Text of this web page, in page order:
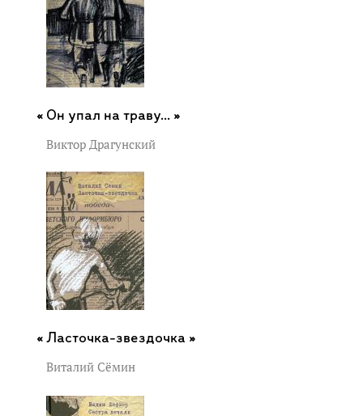
Он упал на траву... »
Виктор Драгунский
Ласточка-звездочка »
Виталий Сёмин